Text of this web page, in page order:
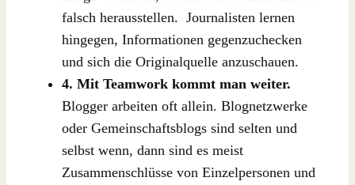
falsch herausstellen. Journalisten lernen
hingegen, Informationen gegenzuchecken
und sich die Originalquelle anzuschauen.
4. Mit Teamwork kommt man weiter.
Blogger arbeiten oft allein. Blognetzwerke
oder Gemeinschaftsblogs sind selten und
selbst wenn, dann sind es meist
Zusammenschlüsse von Einzelpersonen und